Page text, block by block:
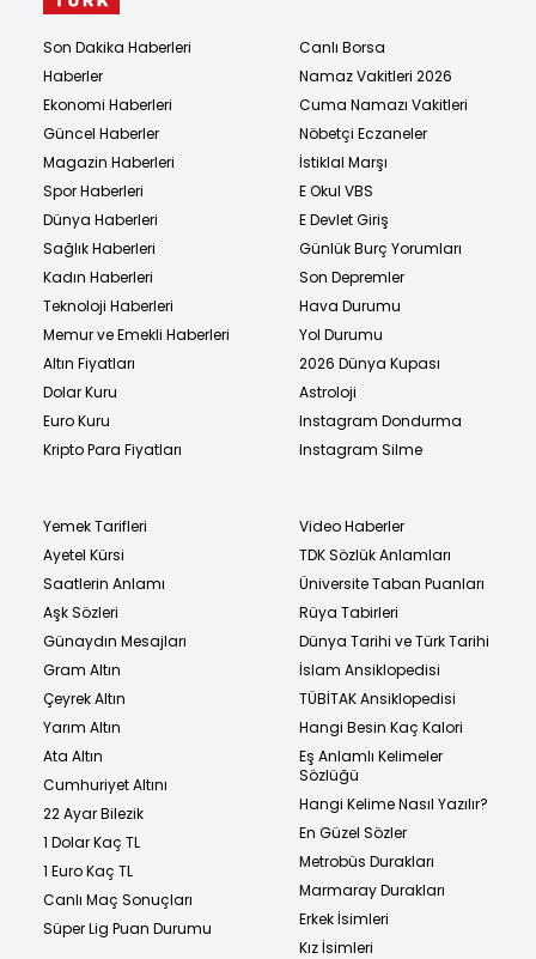
Son Dakika Haberleri
Haberler
Ekonomi Haberleri
Güncel Haberler
Magazin Haberleri
Spor Haberleri
Dünya Haberleri
Sağlık Haberleri
Kadın Haberleri
Teknoloji Haberleri
Memur ve Emekli Haberleri
Altın Fiyatları
Dolar Kuru
Euro Kuru
Kripto Para Fiyatları
Canlı Borsa
Namaz Vakitleri 2026
Cuma Namazı Vakitleri
Nöbetçi Eczaneler
İstiklal Marşı
E Okul VBS
E Devlet Giriş
Günlük Burç Yorumları
Son Depremler
Hava Durumu
Yol Durumu
2026 Dünya Kupası
Astroloji
Instagram Dondurma
Instagram Silme
Yemek Tarifleri
Ayetel Kürsi
Saatlerin Anlamı
Aşk Sözleri
Günaydın Mesajları
Gram Altın
Çeyrek Altın
Yarım Altın
Ata Altın
Cumhuriyet Altını
22 Ayar Bilezik
1 Dolar Kaç TL
1 Euro Kaç TL
Canlı Maç Sonuçları
Süper Lig Puan Durumu
Video Haberler
TDK Sözlük Anlamları
Üniversite Taban Puanları
Rüya Tabirleri
Dünya Tarihi ve Türk Tarihi
İslam Ansiklopedisi
TÜBİTAK Ansiklopedisi
Hangi Besin Kaç Kalori
Eş Anlamlı Kelimeler
Sözlüğü
Hangi Kelime Nasıl Yazılır?
En Güzel Sözler
Metrobüs Durakları
Marmaray Durakları
Erkek İsimleri
Kız İsimleri